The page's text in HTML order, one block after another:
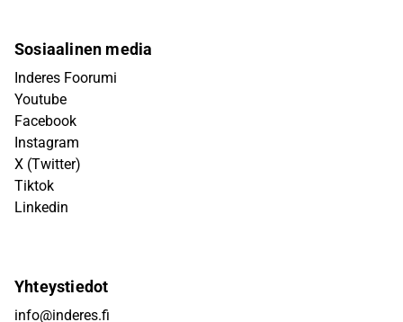
Sosiaalinen media
Inderes Foorumi
Youtube
Facebook
Instagram
X (Twitter)
Tiktok
Linkedin
Yhteystiedot
info@inderes.fi